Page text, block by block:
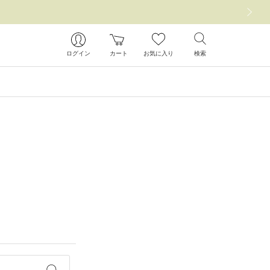
ログイン カート お気に入り 検索